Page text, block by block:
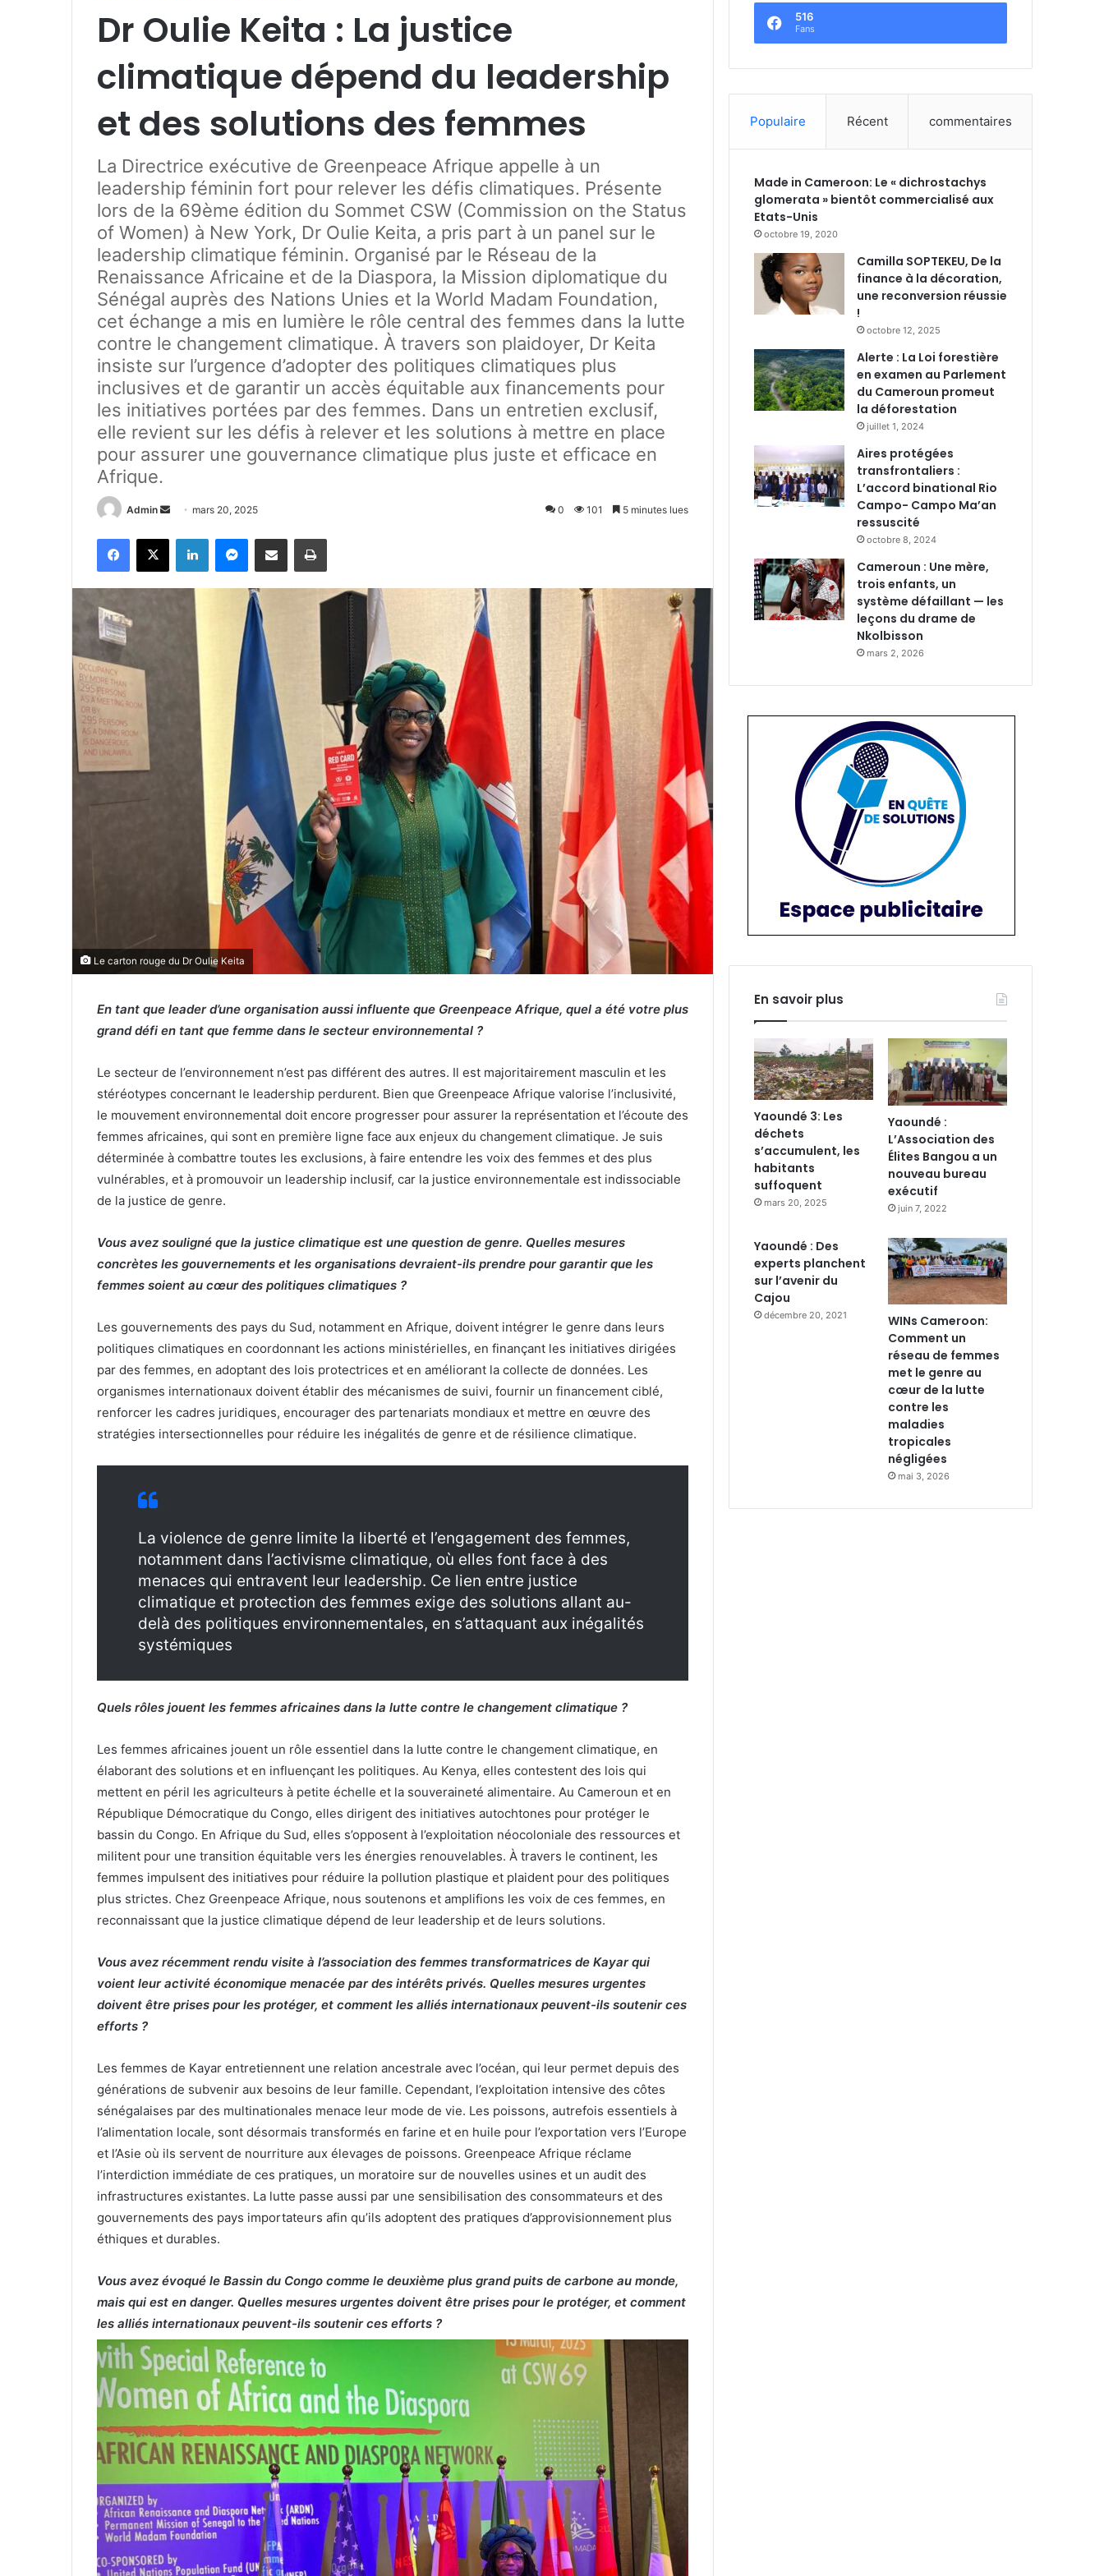
Dr Oulie Keita : La justice
climatique dépend du leadership
et des solutions des femmes
La Directrice exécutive de Greenpeace Afrique appelle à un
leadership féminin fort pour relever les défis climatiques. Présente
lors de la 69ème édition du Sommet CSW (Commission on the Status
of Women) à New York, Dr Oulie Keita, a pris part à un panel sur le
leadership climatique féminin. Organisé par le Réseau de la
Renaissance Africaine et de la Diaspora, la Mission diplomatique du
Sénégal auprès des Nations Unies et la World Madam Foundation,
cet échange a mis en lumière le rôle central des femmes dans la lutte
contre le changement climatique. À travers son plaidoyer, Dr Keita
insiste sur l’urgence d’adopter des politiques climatiques plus
inclusives et de garantir un accès équitable aux financements pour
les initiatives portées par des femmes. Dans un entretien exclusif,
elle revient sur les défis à relever et les solutions à mettre en place
pour assurer une gouvernance climatique plus juste et efficace en
Afrique.
Admin
y
mars 20, 2025 0 101 5 minutes lues
Le carton rouge du Dr Oulie Keita
En tant que leader d’une organisation aussi influente que Greenpeace Afrique, quel a été votre plus
grand défi en tant que femme dans le secteur environnemental ?
Le secteur de l’environnement n’est pas différent des autres. Il est majoritairement masculin et les
stéréotypes concernant le leadership perdurent. Bien que Greenpeace Afrique valorise l’inclusivité,
le mouvement environnemental doit encore progresser pour assurer la représentation et l’écoute des
femmes africaines, qui sont en première ligne face aux enjeux du changement climatique. Je suis
déterminée à combattre toutes les exclusions, à faire entendre les voix des femmes et des plus
vulnérables, et à promouvoir un leadership inclusif, car la justice environnementale est indissociable
de la justice de genre.
Vous avez souligné que la justice climatique est une question de genre. Quelles mesures
concrètes les gouvernements et les organisations devraient-ils prendre pour garantir que les
femmes soient au cœur des politiques climatiques ?
Les gouvernements des pays du Sud, notamment en Afrique, doivent intégrer le genre dans leurs
politiques climatiques en coordonnant les actions ministérielles, en finançant les initiatives dirigées
par des femmes, en adoptant des lois protectrices et en améliorant la collecte de données. Les
organismes internationaux doivent établir des mécanismes de suivi, fournir un financement ciblé,
renforcer les cadres juridiques, encourager des partenariats mondiaux et mettre en œuvre des
stratégies intersectionnelles pour réduire les inégalités de genre et de résilience climatique.
La violence de genre limite la liberté et l’engagement des femmes,
notamment dans l’activisme climatique, où elles font face à des
menaces qui entravent leur leadership. Ce lien entre justice
climatique et protection des femmes exige des solutions allant au-
delà des politiques environnementales, en s’attaquant aux inégalités
systémiques
Quels rôles jouent les femmes africaines dans la lutte contre le changement climatique ?
Les femmes africaines jouent un rôle essentiel dans la lutte contre le changement climatique, en
élaborant des solutions et en influençant les politiques. Au Kenya, elles contestent des lois qui
mettent en péril les agriculteurs à petite échelle et la souveraineté alimentaire. Au Cameroun et en
République Démocratique du Congo, elles dirigent des initiatives autochtones pour protéger le
bassin du Congo. En Afrique du Sud, elles s’opposent à l’exploitation néocoloniale des ressources et
militent pour une transition équitable vers les énergies renouvelables. À travers le continent, les
femmes impulsent des initiatives pour réduire la pollution plastique et plaident pour des politiques
plus strictes. Chez Greenpeace Afrique, nous soutenons et amplifions les voix de ces femmes, en
reconnaissant que la justice climatique dépend de leur leadership et de leurs solutions.
Vous avez récemment rendu visite à l’association des femmes transformatrices de Kayar qui
voient leur activité économique menacée par des intérêts privés. Quelles mesures urgentes
doivent être prises pour les protéger, et comment les alliés internationaux peuvent-ils soutenir ces
efforts ?
Les femmes de Kayar entretiennent une relation ancestrale avec l’océan, qui leur permet depuis des
générations de subvenir aux besoins de leur famille. Cependant, l’exploitation intensive des côtes
sénégalaises par des multinationales menace leur mode de vie. Les poissons, autrefois essentiels à
l’alimentation locale, sont désormais transformés en farine et en huile pour l’exportation vers l’Europe
et l’Asie où ils servent de nourriture aux élevages de poissons. Greenpeace Afrique réclame
l’interdiction immédiate de ces pratiques, un moratoire sur de nouvelles usines et un audit des
infrastructures existantes. La lutte passe aussi par une sensibilisation des consommateurs et des
gouvernements des pays importateurs afin qu’ils adoptent des pratiques d’approvisionnement plus
éthiques et durables.
Vous avez évoqué le Bassin du Congo comme le deuxième plus grand puits de carbone au monde,
mais qui est en danger. Quelles mesures urgentes doivent être prises pour le protéger, et comment
les alliés internationaux peuvent-ils soutenir ces efforts ?
516
Fans
Populaire Récent commentaires
Made in Cameroon: Le « dichrostachys
glomerata » bientôt commercialisé aux
Etats-Unis
octobre 19, 2020
Camilla SOPTEKEU, De la
finance à la décoration,
une reconversion réussie
!
octobre 12, 2025
Alerte : La Loi forestière
en examen au Parlement
du Cameroun promeut
la déforestation
juillet 1, 2024
Aires protégées
transfrontaliers :
L’accord binational Rio
Campo- Campo Ma’an
ressuscité
octobre 8, 2024
Cameroun : Une mère,
trois enfants, un
système défaillant — les
leçons du drame de
Nkolbisson
mars 2, 2026
En savoir plus
Yaoundé 3: Les
déchets
s’accumulent, les
habitants
suffoquent
mars 20, 2025
Yaoundé :
L’Association des
Élites Bangou a un
nouveau bureau
exécutif
juin 7, 2022
Yaoundé : Des
experts planchent
sur l’avenir du
Cajou
décembre 20, 2021
WINs Cameroon:
Comment un
réseau de femmes
met le genre au
cœur de la lutte
contre les
maladies
tropicales
négligées
mai 3, 2026